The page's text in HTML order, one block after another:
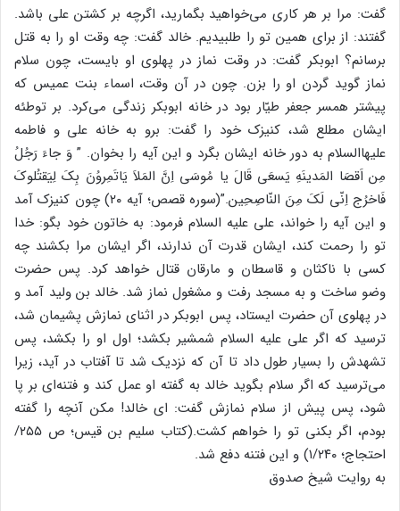
گفت: مرا بر هر کاری می‌خواهید بگمارید، اگرچه بر کشتن علی باشد.
گفتند: از برای همین تو را طلبیدیم. خالد گفت: چه وقت او را به قتل
برسانم؟ ابوبکر گفت: در وقت نماز در پهلوی او بایست، چون سلام
نماز گوید گردن او را بزن. چون در آن وقت، اسماء بنت عمیس که
پیشتر همسر جعفر طیّار بود در خانه ابوبکر زندگی می‌کرد. بر توطئه
ایشان مطلع شد، کنیزک خود را گفت: برو به خانه علی و فاطمه
علیهاالسلام به دور خانه ایشان بگرد و این آیه را بخوان. ” وَ جاءَ رَجُلُ
مِن اَقصَا المَدینَهِ یَسعَی قَالَ یا مُوسَی اِنَّ المَلاَ یَاتَمِروُنَ بِکَ لِیَقتُلوکَ
فَاخرُج اِنّی لَکَ مِنَ النّاصِحِین.”(سوره قصص؛ آیه ۲۰) چون کنیزک آمد
و این آیه را خواند، علی علیه السلام فرمود: به خاتون خود بگو: خدا
تو را رحمت کند، ایشان قدرت آن ندارند، اگر ایشان مرا بکشند چه
کسی با ناکثان و قاسطان و مارقان قتال خواهد کرد. پس حضرت
وضو ساخت و به مسجد رفت و مشغول نماز شد. خالد بن ولید آمد و
در پهلوی آن حضرت ایستاد، پس ابوبکر در اثنای نمازش پشیمان شد،
ترسید که اگر علی علیه السلام شمشیر بکشد؛ اول او را بکشد، پس
تشهدش را بسیار طول داد تا آن که نزدیک شد تا آفتاب در آید، زیرا
می‌ترسید که اگر سلام بگوید خالد به گفته او عمل کند و فتنه‌ای بر پا
شود، پس پیش از سلام نمازش گفت: ای خالد! مکن آنچه را گفته
بودم، اگر بکنی تو را خواهم کشت.(کتاب سلیم بن قیس؛ ص ۲۵۵/
احتجاج؛ ۱/۲۴۰) و این فتنه دفع شد.
به روایت شیخ صدوق